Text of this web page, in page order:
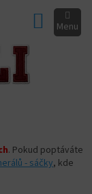
KOŠÍK
. Pokud poptáváte
- sáčky, kde